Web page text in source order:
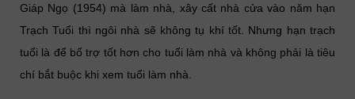
Giáp Ngọ (1954) mà làm nhà, xây cất nhà cửa vào năm hạn
Trạch Tuổi thì ngôi nhà sẽ không tụ khí tốt. Nhưng hạn trạch
tuổi là để bổ trợ tốt hơn cho tuổi làm nhà và không phải là tiêu
chí bắt buộc khi xem tuổi làm nhà.